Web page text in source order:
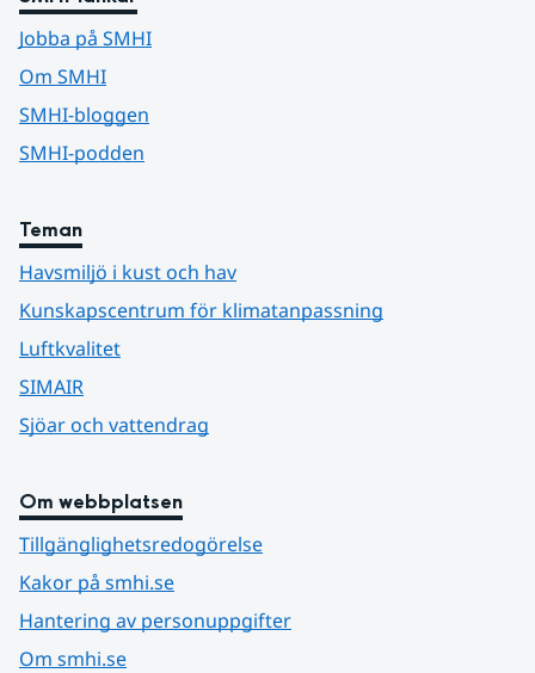
Jobba på SMHI
Om SMHI
SMHI-bloggen
SMHI-podden
Teman
Havsmiljö i kust och hav
Kunskapscentrum för klimatanpassning
Luftkvalitet
SIMAIR
Sjöar och vattendrag
Om webbplatsen
Tillgänglighetsredogörelse
Kakor på smhi.se
Hantering av personuppgifter
Om smhi.se